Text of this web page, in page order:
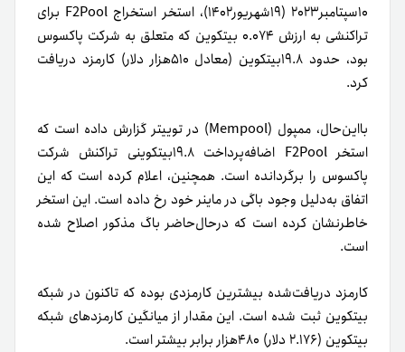
۱۰سپتامبر۲۰۲۳ (۱۹شهریور۱۴۰۲)، استخر استخراج F2Pool برای
تراکنشی به ارزش ۰.۰۷۴ بیتکوین که متعلق به شرکت پاکسوس
بود، حدود ۱۹.۸بیتکوین (معادل ۵۱۰هزار دلار) کارمزد دریافت
کرد.
بااین‌حال، ممپول (Mempool) در توییتر گزارش داده است که
استخر F2Pool اضافه‌پرداخت ۱۹.۸بیتکوینی تراکنش شرکت
پاکسوس را برگردانده است. همچنین، اعلام کرده است که این
اتفاق به‌‌دلیل وجود باگی در ماینر خود رخ داده است. این استخر
خاطرنشان کرده است که در‌حال‌حاضر باگ مذکور اصلاح شده
است.
کارمزد دریافت‌شده بیشترین کارمزدی بوده که تاکنون در شبکه
بیتکوین ثبت شده است. این مقدار از میانگین کارمزدهای شبکه
بیتکوین (۲.۱۷۶ دلار) ۴۸۰هزار برابر بیشتر است.